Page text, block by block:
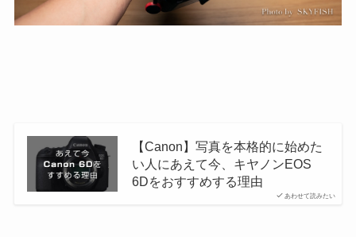
あわせて読みたい
【Canon】写真を本格的に始めた
い人にあえて今、キヤノンEOS
6Dをおすすめする理由